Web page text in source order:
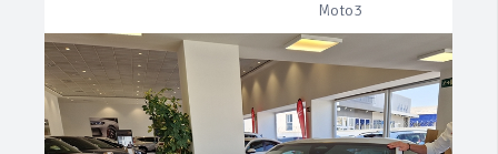
más!
Cadimar
patrocinador de
la 42ª Subida a
Vejer